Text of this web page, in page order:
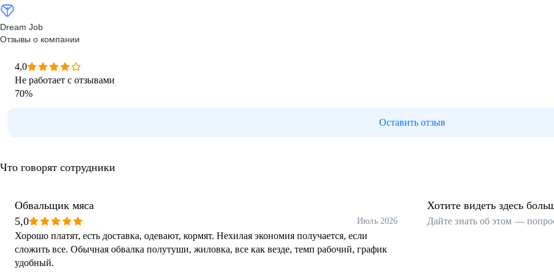
Dream Job
Отзывы о компании
4,0
Не работает с отзывами
70%
Оставить отзыв
Что говорят сотрудники
Обвальщик мяса
5,0
Июль 2026
Хорошо платят, есть доставка, одевают, кормят. Нехилая экономия получается, если
сложить все. Обычная обвалка полутуши, жиловка, все как везде, темп рабочий, график
удобный.
Хотите видеть здесь
Дайте знать об этом —